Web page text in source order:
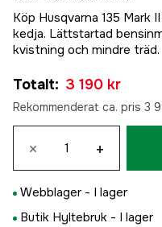
Köp Husqvarna 135 Mark
kedja. Lättstartad
kvistning och mindre träd.
Totalt: 3 190 kr
Rekommenderat ca. pris 3
× +
Webblager - I lager
Butik Hyltebruk - I lager